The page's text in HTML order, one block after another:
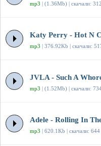
mp3 | (1.36Mb) | скачали: 312
Katy Perry - Hot N
mp3 | 376.92Kb | скачали:
JVLA - Such A
mp3 | (1.52Mb) | скачали:
Adele - Rolling In
mp3 | 620.1Kb | скачали: 644